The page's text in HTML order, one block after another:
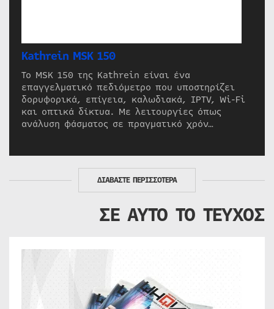
Kathrein MSK 150
Το MSK 150 της Kathrein είναι ένα
επαγγελματικό πεδιόμετρο που υποστηρίζει
δορυφορικά, επίγεια, καλωδιακά, IPTV, Wi-Fi
και οπτικά δίκτυα. Με λειτουργίες όπως
ανάλυση φάσματος σε πραγματικό χρόν…
ΔΙΑΒΑΣΤΕ ΠΕΡΙΣΣΟΤΕΡΑ
ΣΕ ΑΥΤΟ ΤΟ ΤΕΥΧΟΣ